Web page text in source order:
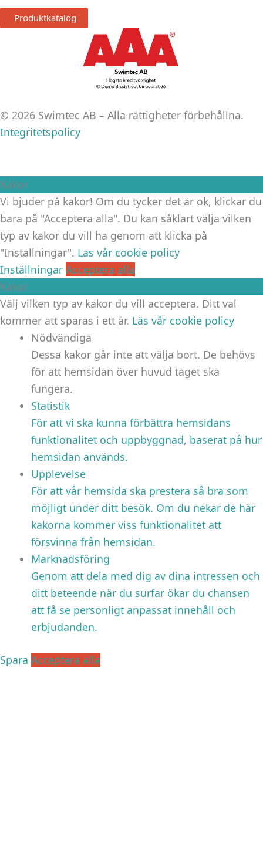
Produktkatalog
© 2026 Swimtec AB – Alla rättigheter förbehållna.
Integritetspolicy
Kakor
Vi bjuder på kakor! Om du tycker det är ok, klickar du
bara på "Acceptera alla". Du kan såklart välja vilken
typ av kakor du vill ha genom att klicka på
"Inställningar". Läs vår cookie policy
Inställningar Acceptera alla
Kakor
Välj vilken typ av kakor du vill acceptera. Ditt val
kommer att sparas i ett år. Läs vår cookie policy
Nödvändiga
Dessa kakor går inte att välja bort. De behövs
för att hemsidan över huvud taget ska
fungera.
Statistik
För att vi ska kunna förbättra hemsidans
funktionalitet och uppbyggnad, baserat på hur
hemsidan används.
Upplevelse
För att vår hemsida ska prestera så bra som
möjligt under ditt besök. Om du nekar de här
kakorna kommer viss funktionalitet att
försvinna från hemsidan.
Marknadsföring
Genom att dela med dig av dina intressen och
ditt beteende när du surfar ökar du chansen
att få se personligt anpassat innehåll och
erbjudanden.
Spara Acceptera alla